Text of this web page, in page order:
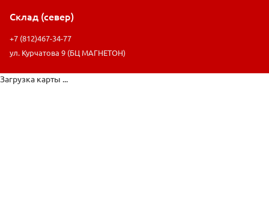
Склад (север)
+7 (812)467-34-77
ул. Курчатова 9 (БЦ МАГНЕТОН)
Загрузка карты ...